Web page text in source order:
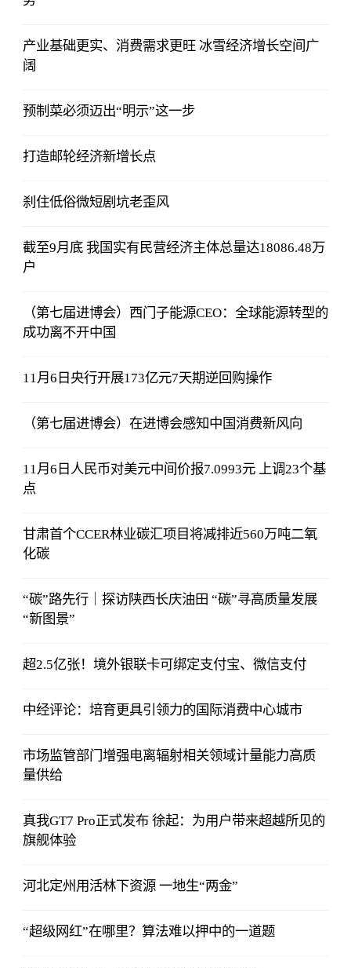
产业基础更实、消费需求更旺 冰雪经济增长空间广
阔
预制菜必须迈出“明示”这一步
打造邮轮经济新增长点
刹住低俗微短剧坑老歪风
截至9月底 我国实有民营经济主体总量达18086.48万
户
（第七届进博会）西门子能源CEO：全球能源转型的
成功离不开中国
11月6日央行开展173亿元7天期逆回购操作
（第七届进博会）在进博会感知中国消费新风向
11月6日人民币对美元中间价报7.0993元 上调23个基
点
甘肃首个CCER林业碳汇项目将减排近560万吨二氧
化碳
“碳”路先行｜探访陕西长庆油田 “碳”寻高质量发展
“新图景”
超2.5亿张！境外银联卡可绑定支付宝、微信支付
中经评论：培育更具引领力的国际消费中心城市
市场监管部门增强电离辐射相关领域计量能力高质
量供给
真我GT7 Pro正式发布 徐起：为用户带来超越所见的
旗舰体验
河北定州用活林下资源 一地生“两金”
“超级网红”在哪里？算法难以押中的一道题